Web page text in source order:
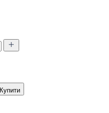
Купити